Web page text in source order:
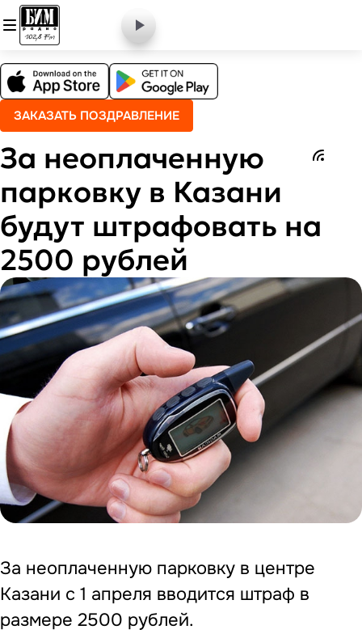
ЗАКАЗАТЬ ПОЗДРАВЛЕНИЕ
За неоплаченную
парковку в Казани
будут штрафовать на
2500 рублей
За неоплаченную парковку в центре
Казани с 1 апреля вводится штраф в
размере 2500 рублей.